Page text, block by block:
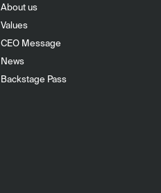
About us
Values
CEO Message
News
Backstage Pass